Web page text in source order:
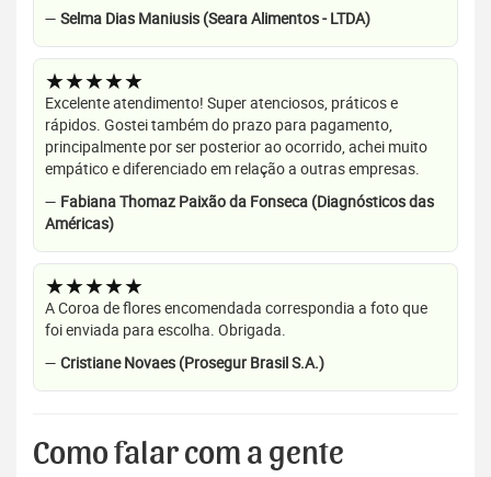
— Selma Dias Maniusis (Seara Alimentos - LTDA)
★★★★★
Excelente atendimento! Super atenciosos, práticos e
rápidos. Gostei também do prazo para pagamento,
principalmente por ser posterior ao ocorrido, achei muito
empático e diferenciado em relação a outras empresas.
— Fabiana Thomaz Paixão da Fonseca (Diagnósticos das
Américas)
★★★★★
A Coroa de flores encomendada correspondia a foto que
foi enviada para escolha. Obrigada.
— Cristiane Novaes (Prosegur Brasil S.A.)
Como falar com a gente